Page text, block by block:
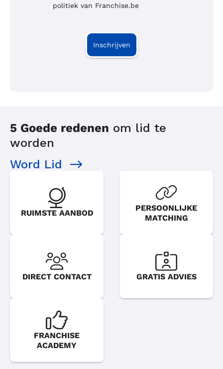
politiek van Franchise.be
Inschrijven
5 Goede redenen om lid te
worden
Word Lid
RUIMSTE AANBOD
PERSOONLIJKE
MATCHING
DIRECT CONTACT GRATIS ADVIES
FRANCHISE
ACADEMY